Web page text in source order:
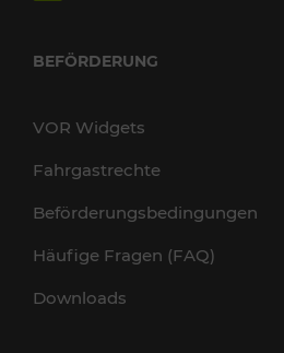
BEFÖRDERUNG
VOR Widgets
Fahrgastrechte
Beförderungsbedingungen
Häufige Fragen (FAQ)
Downloads